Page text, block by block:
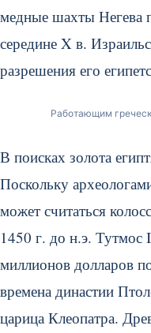
медные шахты Негева
середине X в.
разрешения его
Работающим
В поисках золота
Поскольку
может считаться
1450 г. до н.э.
миллионов долларов
времена династии
царица Клеопатра.